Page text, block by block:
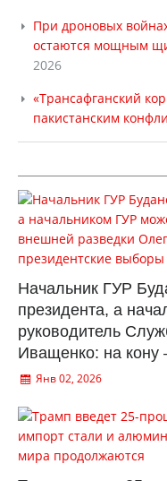
При дроновых
остаются мощным
2026
«Трансафганский
пакистанским
Начальник ГУР
президента, а
руководитель
Иващенко: на кону
Янв 02, 2026